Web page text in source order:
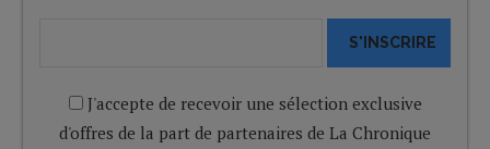
S'INSCRIRE
J'accepte de recevoir une sélection exclusive
d'offres de la part de partenaires de La Chronique